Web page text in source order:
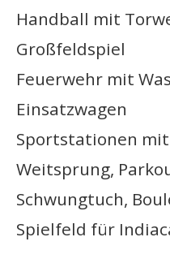
Handball mit
Großfeldspiel
Feuerwehr mit
Einsatzwagen
Sportstationen mit
Weitsprung,
Schwungtuch,
Spielfeld für